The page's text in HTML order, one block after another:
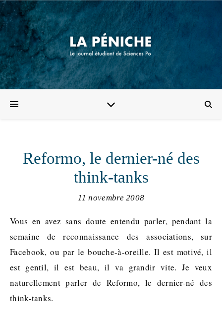
Reformo, le dernier-né des
think-tanks
11 novembre 2008
Vous en avez sans doute entendu parler, pendant la
semaine de reconnaissance des associations, sur
Facebook, ou par le bouche-à-oreille. Il est motivé, il
est gentil, il est beau, il va grandir vite. Je veux
naturellement parler de Reformo, le dernier-né des
think-tanks.